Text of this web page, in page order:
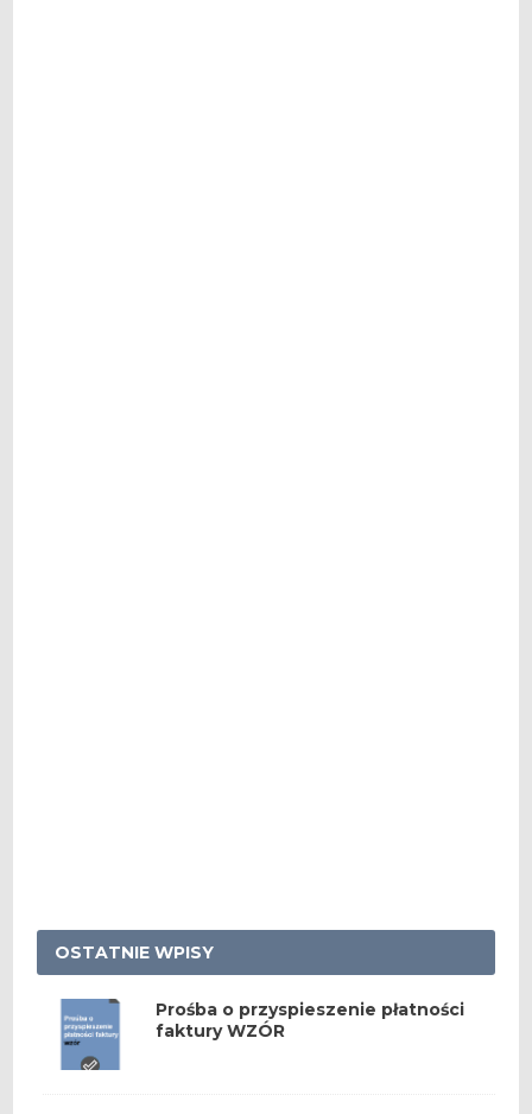
OSTATNIE WPISY
Prośba o przyspieszenie płatności
faktury WZÓR